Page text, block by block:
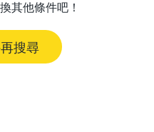
其他條件吧！
搜尋